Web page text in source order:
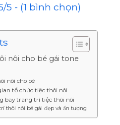
5 - (1 bình chọn)
nôi cho bé gái tone
nôi cho bé
tổ chức tiệc thôi nôi
bay trang trí tiệc thôi nôi
thôi nôi bé gái đẹp và ấn tượng